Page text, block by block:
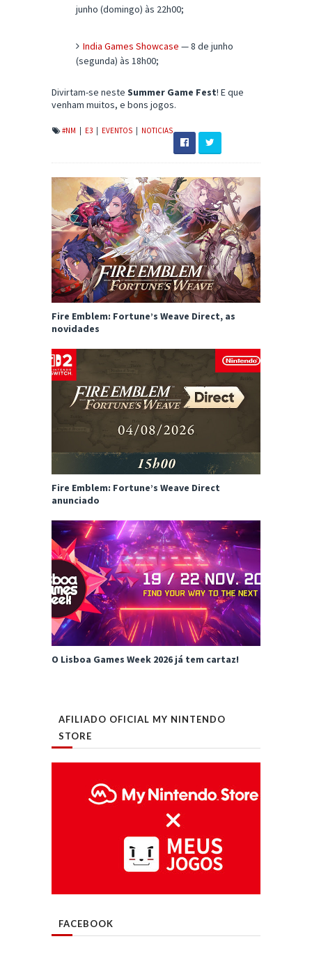
junho (domingo) às 22h00;
India Games Showcase — 8 de junho
(segunda) às 18h00;
Divirtam-se neste Summer Game Fest! E que
venham muitos, e bons jogos.
#NM E3 EVENTOS NOTICIAS
Fire Emblem: Fortune’s Weave Direct, as
novidades
Fire Emblem: Fortune’s Weave Direct
anunciado
O Lisboa Games Week 2026 já tem cartaz!
AFILIADO OFICIAL MY NINTENDO
STORE
FACEBOOK